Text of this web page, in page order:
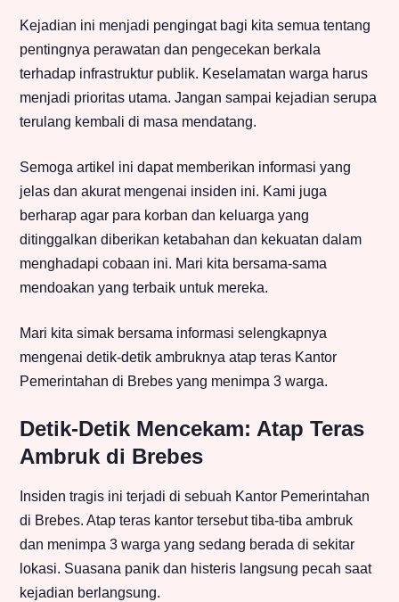
Kejadian ini menjadi pengingat bagi kita semua tentang
pentingnya perawatan dan pengecekan berkala
terhadap infrastruktur publik. Keselamatan warga harus
menjadi prioritas utama. Jangan sampai kejadian serupa
terulang kembali di masa mendatang.
Semoga artikel ini dapat memberikan informasi yang
jelas dan akurat mengenai insiden ini. Kami juga
berharap agar para korban dan keluarga yang
ditinggalkan diberikan ketabahan dan kekuatan dalam
menghadapi cobaan ini. Mari kita bersama-sama
mendoakan yang terbaik untuk mereka.
Mari kita simak bersama informasi selengkapnya
mengenai detik-detik ambruknya atap teras Kantor
Pemerintahan di Brebes yang menimpa 3 warga.
Detik-Detik Mencekam: Atap Teras
Ambruk di Brebes
Insiden tragis ini terjadi di sebuah Kantor Pemerintahan
di Brebes. Atap teras kantor tersebut tiba-tiba ambruk
dan menimpa 3 warga yang sedang berada di sekitar
lokasi. Suasana panik dan histeris langsung pecah saat
kejadian berlangsung.